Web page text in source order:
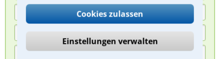
Cookies zulassen
Einstellungen verwalten